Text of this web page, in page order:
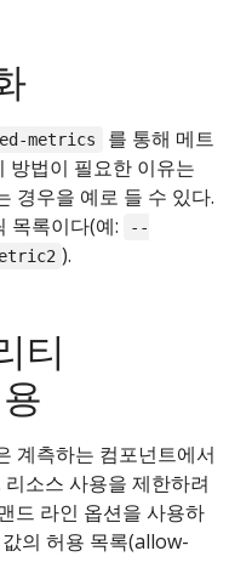
metrics
를 통해 메트
방법이 필요한 이유는
경우을 예로 들 수 있다.
목록이다(예:
--
).
티
계측하는 컴포넌트에서
소스 사용을 제한하려
드 라인 옵션을 사용하
의 허용 목록(allow-